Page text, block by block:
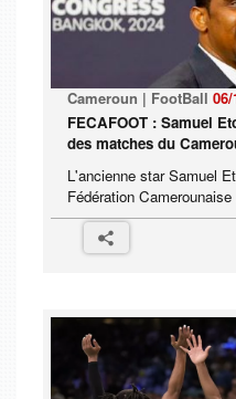
Cameroun | FootBall
FECAFOOT : Samuel
des matches du
L'ancienne star Samuel
Fédération Camerounaise